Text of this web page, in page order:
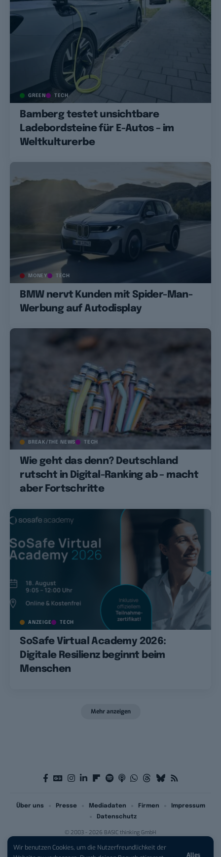
Wir benutzen Cookies, um die Nutzerfreundlichkeit der
Alles
GREEN TECH
Bamberg testet unsichtbare
Ladebordsteine für E-Autos – im
Weltkulturerbe
MONEY TECH
BMW nervt Kunden mit Spider-Man-
Werbung auf Autodisplay
BREAK/THE NEWS TECH
Wie geht das denn? Deutschland
rutscht in Digital-Ranking ab – macht
aber Fortschritte
ANZEIGE TECH
SoSafe Virtual Academy 2026:
Digitale Resilienz beginnt beim
Menschen
Mehr anzeigen
© 2003 - 2026 BASIC thinking GmbH
Über uns Presse Mediadaten Firmen
Impressum
Datenschutz
iPhone 17 Pro sichern:Für 1 € +